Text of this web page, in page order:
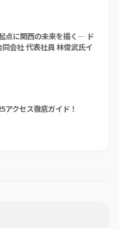
点に関西の未来を描く― ド
会社 代表社員 林俊武氏イ
アクセス徹底ガイド！